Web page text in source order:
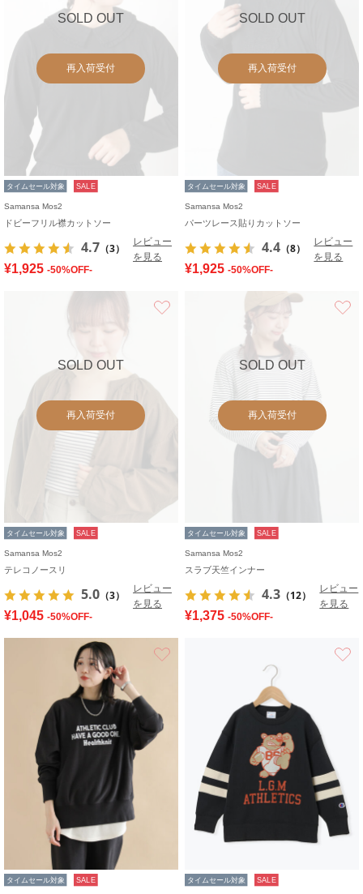
SOLD OUT
再入荷受付
タイムセール対象 SALE
Samansa Mos2
ドビーフリル襟カットソー
4.7 （3）
レビュー
を見る
¥1,925 -50%OFF-
SOLD OUT
再入荷受付
タイムセール対象 SALE
Samansa Mos2
パーツレース貼りカットソー
4.4 （8）
レビュー
を見る
¥1,925 -50%OFF-
SOLD OUT
再入荷受付
タイムセール対象 SALE
Samansa Mos2
テレコノースリ
5.0 （3）
レビュー
を見る
¥1,045 -50%OFF-
SOLD OUT
再入荷受付
タイムセール対象 SALE
Samansa Mos2
スラブ天竺インナー
4.3 （12）
レビュー
を見る
¥1,375 -50%OFF-
タイムセール対象 SALE タイムセール対象 SALE